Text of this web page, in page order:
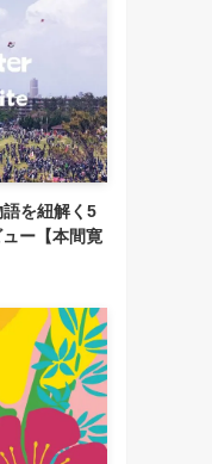
を紐解く5
ー【本間寛